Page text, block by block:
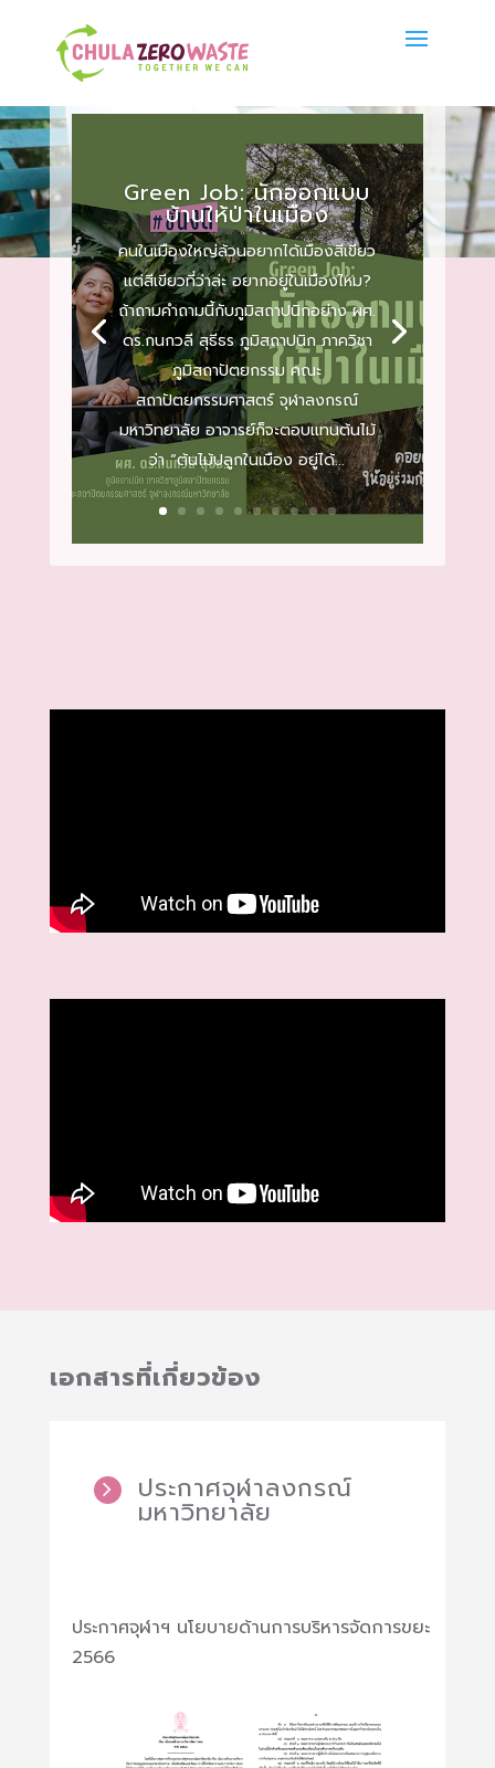
Green Job: นักออกแบบ
บ้านให้ป่าในเมือง
คนในเมืองใหญ่ล้วนอยากได้เมืองสีเขียว
แต่สีเขียวที่ว่าล่ะ อยากอยู่ในเมืองไหม?
ถ้าถามคำถามนี้กับภูมิสถาปนิกอย่าง ผศ.
ดร.กนกวลี สุธีธร ภูมิสถาปนิก ภาควิชา
ภูมิสถาปัตยกรรม คณะ
สถาปัตยกรรมศาสตร์ จุฬาลงกรณ์
มหาวิทยาลัย อาจารย์ก็จะตอบแทนต้นไม้
ว่า “ต้นไม้ปลูกในเมือง อยู่ได้...
เอกสารที่เกี่ยวข้อง
ประกาศจุฬาลงกรณ์
มหาวิทยาลัย
ประกาศจุฬาฯ นโยบายด้านการบริหารจัดการขยะ
2566